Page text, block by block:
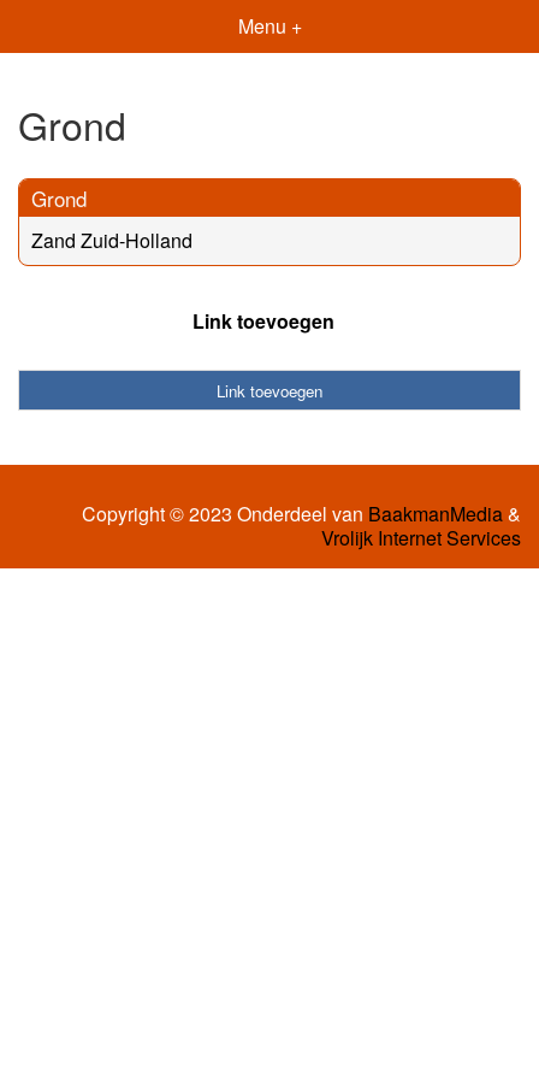
Menu +
Grond
Grond
Zand Zuid-Holland
Link toevoegen
Link toevoegen
Copyright © 2023 Onderdeel van BaakmanMedia&
Vrolijk Internet Services